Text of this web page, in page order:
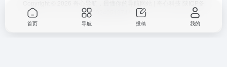
首页 导航 投稿 我的